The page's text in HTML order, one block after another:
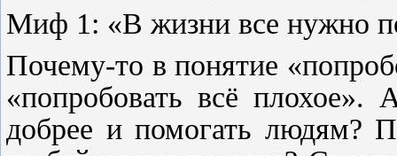
Миф 1: «В жизни все нужно
Почему-то в понятие
«попробовать всё
добрее и помогать людям?